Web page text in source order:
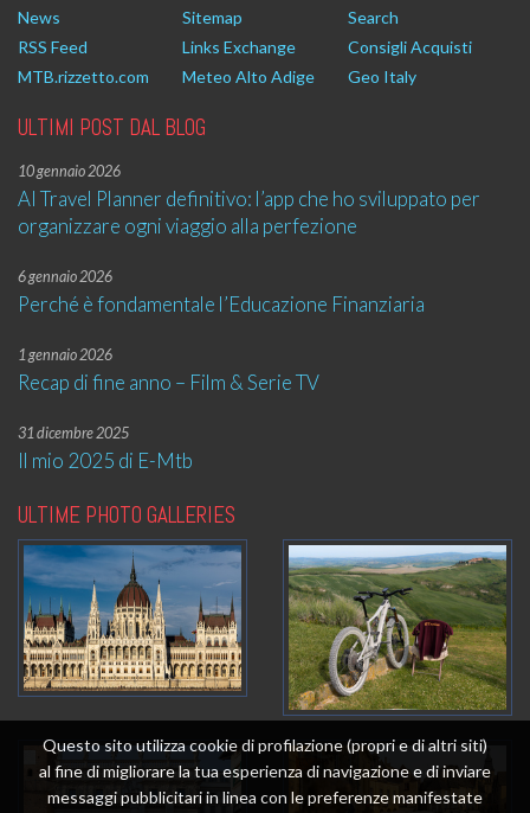
News
Sitemap
Search
RSS Feed
Links Exchange
Consigli Acquisti
MTB.rizzetto.com
Meteo Alto Adige Geo Italy
ULTIMI POST DAL BLOG
10 gennaio 2026
AI Travel Planner definitivo: l’app che ho sviluppato per
organizzare ogni viaggio alla perfezione
6 gennaio 2026
Perché è fondamentale l’Educazione Finanziaria
1 gennaio 2026
Recap di fine anno – Film & Serie TV
31 dicembre 2025
Il mio 2025 di E-Mtb
ULTIME PHOTO GALLERIES
Questo sito utilizza cookie di profilazione (propri e di altri siti)
al fine di migliorare la tua esperienza di navigazione e di inviare
messaggi pubblicitari in linea con le preferenze manifestate